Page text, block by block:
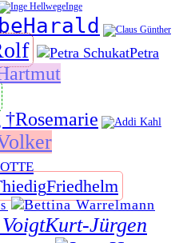
Inge
Harald
Petra
Rosemarie
Friedhelm
Kurt-Jürgen